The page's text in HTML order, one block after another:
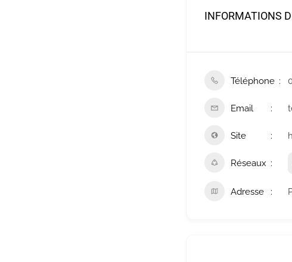
INFORMATIONS
Téléphone
Email
Site
Réseaux
Adresse